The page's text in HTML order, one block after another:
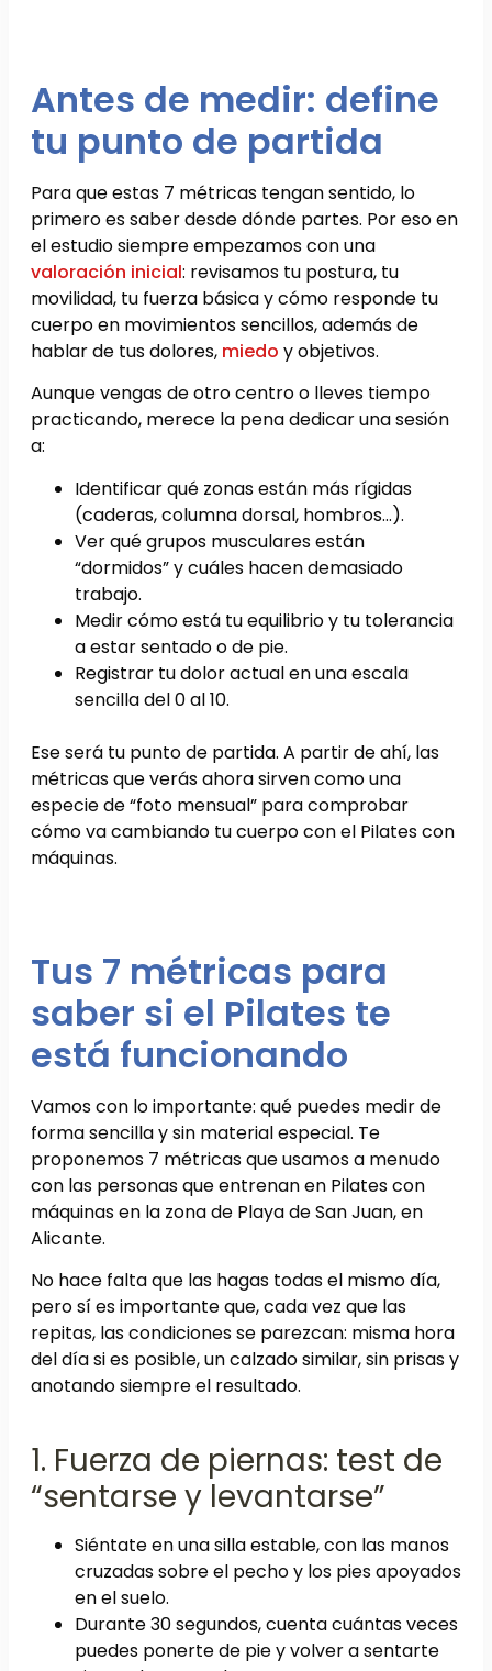
Antes de medir: define
tu punto de partida
Para que estas 7 métricas tengan sentido, lo
primero es saber desde dónde partes. Por eso en
el estudio siempre empezamos con una
valoración inicial: revisamos tu postura, tu
movilidad, tu fuerza básica y cómo responde tu
cuerpo en movimientos sencillos, además de
hablar de tus dolores, miedo y objetivos.
Aunque vengas de otro centro o lleves tiempo
practicando, merece la pena dedicar una sesión
a:
Identificar qué zonas están más rígidas
(caderas, columna dorsal, hombros…).
Ver qué grupos musculares están
“dormidos” y cuáles hacen demasiado
trabajo.
Medir cómo está tu equilibrio y tu tolerancia
a estar sentado o de pie.
Registrar tu dolor actual en una escala
sencilla del 0 al 10.
Ese será tu punto de partida. A partir de ahí, las
métricas que verás ahora sirven como una
especie de “foto mensual” para comprobar
cómo va cambiando tu cuerpo con el Pilates con
máquinas.
Tus 7 métricas para
saber si el Pilates te
está funcionando
Vamos con lo importante: qué puedes medir de
forma sencilla y sin material especial. Te
proponemos 7 métricas que usamos a menudo
con las personas que entrenan en Pilates con
máquinas en la zona de Playa de San Juan, en
Alicante.
No hace falta que las hagas todas el mismo día,
pero sí es importante que, cada vez que las
repitas, las condiciones se parezcan: misma hora
del día si es posible, un calzado similar, sin prisas y
anotando siempre el resultado.
1. Fuerza de piernas: test de
“sentarse y levantarse”
Siéntate en una silla estable, con las manos
cruzadas sobre el pecho y los pies apoyados
en el suelo.
Durante 30 segundos, cuenta cuántas veces
puedes ponerte de pie y volver a sentarte